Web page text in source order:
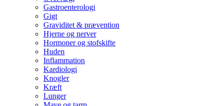
Gastroenterologi
Gigt
Graviditet & prævention
Hjerne og nerver
Hormoner og stofskifte
Huden
Inflammation
Kardiologi
Knogler
Kræft
Lunger